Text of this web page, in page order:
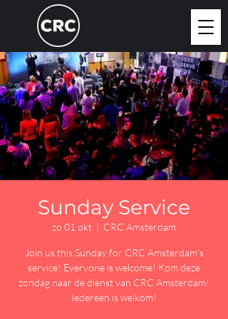
Sunday Service
zo 01 okt
  |
CRC Amsterdam
Join us this Sunday for CRC Amsterdam's
service! Everyone is welcome! Kom deze
zondag naar de dienst van CRC Amsterdam!
Iedereen is welkom!